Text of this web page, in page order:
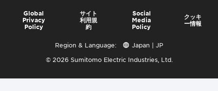
Global
Privacy
Policy
サイト
利用規
約
Social
Media
Policy
クッキ
ー情報
Region & Language:
Japan | JP
© 2026 Sumitomo Electric Industries, Ltd.